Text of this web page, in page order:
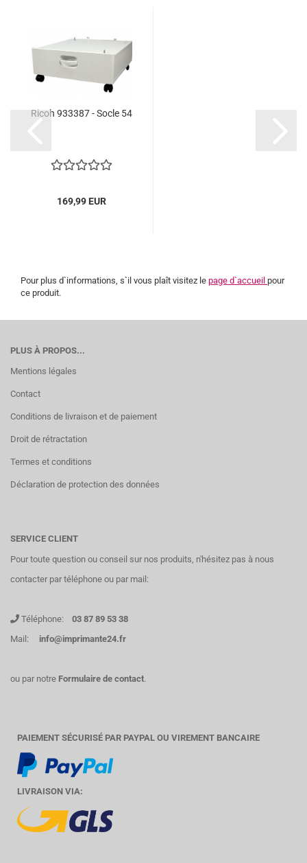
Ricoh 933387 - Socle 54
169,99 EUR
Pour plus d`informations, s`il vous plaît visitez le page d`accueil pour
ce produit.
PLUS À PROPOS...
Mentions légales
Contact
Conditions de livraison et de paiement
Droit de rétractation
Termes et conditions
Déclaration de protection des données
SERVICE CLIENT
Pour toute question ou conseil sur nos produits, n'hésitez pas à nous
contacter par téléphone ou par mail:
Téléphone: 03 87 89 53 38
Mail:
info@imprimante24.fr
ou par notre Formulaire de contact.
PAIEMENT SÉCURISÉ PAR PAYPAL OU VIREMENT BANCAIRE
LIVRAISON VIA: